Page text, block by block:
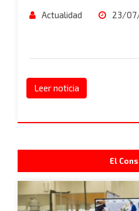
Actualidad 23/
Leer noticia
El